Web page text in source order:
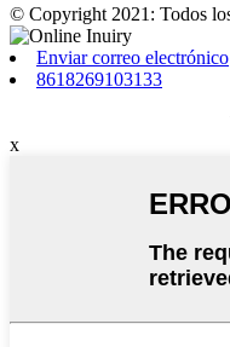
© Copyright 2021: Todos
Enviar correo electrónico
8618269103133
x